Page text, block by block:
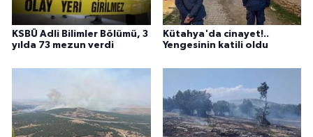
KSBÜ Adli Bilimler Bölümü, 3
yılda 73 mezun verdi
Kütahya'da cinayet!..
Yengesinin katili oldu